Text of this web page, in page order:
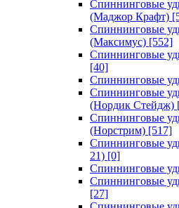
Спиннинговые
(Маджор Крафт)
Спиннинговые
(Максимус) [552]
Спиннинговые
[40]
Спиннинговые
Спиннинговые
(Нордик Стейдж)
Спиннинговые
(Норстрим) [517]
Спиннинговые
21) [0]
Спиннинговые
Спиннинговые
[27]